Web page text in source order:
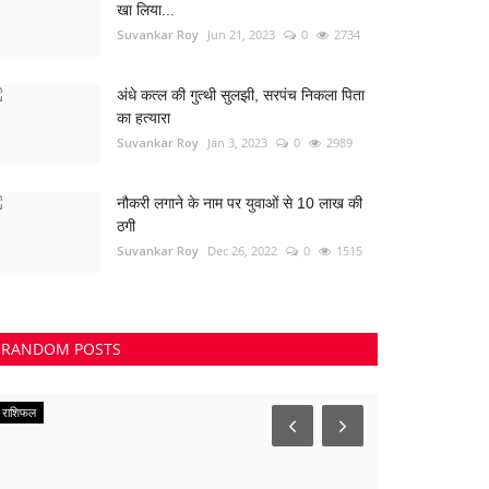
खा लिया...
Suvankar Roy Jun 21, 2023 0 2734
अंधे कत्ल की गुत्थी सुलझी, सरपंच निकला पिता
का हत्यारा
Suvankar Roy Jan 3, 2023 0 2989
नौकरी लगाने के नाम पर युवाओं से 10 लाख की
ठगी
Suvankar Roy Dec 26, 2022 0 1515
RANDOM POSTS
राशिफल